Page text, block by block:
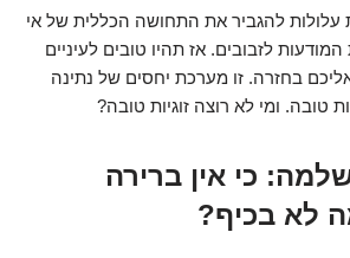
עלולות להגביר את התחושה הכללית של אי
לזבובים. אז תהיו טובים לעיניים
בחזרה. זו מערכת יחסים של נתינה
טובה. ומי לא רוצה זוגיות טובה?
כי אין ברירה
לא בכיף?